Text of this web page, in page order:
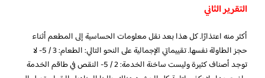
التقرير الثاني
أكثر منه اعتذارًا. كل هذا بعد نقل معلومات الحساسية إلى المطعم أثناء
حجز الطاولة نفسها. تقييماتي الإجمالية على النحو التالي: الطعام: 3 / 5- لا
توجد أصناف كثيرة وليست ساخنة الخدمة: 2 / 5- النقص في طاقم الخدمة